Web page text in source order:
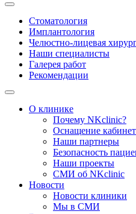
Стоматология
Имплантология
Челюстно-лицевая
Наши специалисты
Галерея работ
Рекомендации
О клинике
Почему NKclinic?
Оснащение
Наши партнеры
Безопасность
Наши проекты
СМИ об NKclinic
Новости
Новости клиники
Мы в СМИ